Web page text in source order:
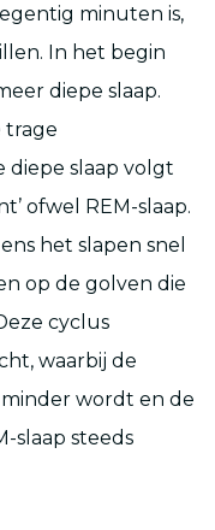
minuten is,
In het begin
diepe slaap.
trage
diepe slaap volgt
ofwel REM-slaap.
het slapen snel
op de golven die
cyclus
waarbij de
minder wordt en de
slaap steeds